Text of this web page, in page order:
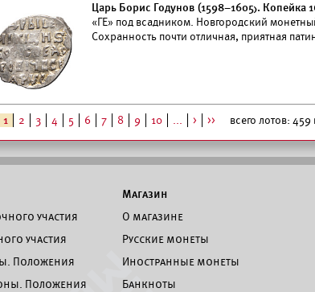
Царь Борис Годунов (1598–1605). Копейка
«ГЕ» под всадником. Новгородский
Сохранность почти отличная, приятная
1 2 3 4 5 6 7 8 9 10 ... > >> всего лотов: 459
участия
участия
Положения
Положения
Магазин
О магазине
Русские монеты
Иностранные монеты
Банкноты